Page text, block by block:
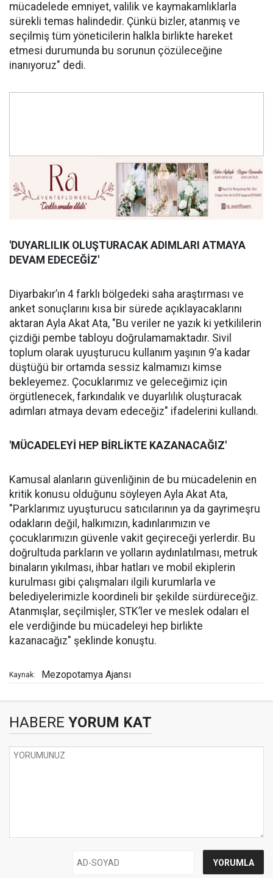
mücadelede emniyet, valilik ve kaymakamlıklarla
sürekli temas halindedir. Çünkü bizler, atanmış ve
seçilmiş tüm yöneticilerin halkla birlikte hareket
etmesi durumunda bu sorunun çözüleceğine
inanıyoruz" dedi.
'DUYARLILIK OLUŞTURACAK ADIMLARI ATMAYA
DEVAM EDECEĞİZ'
Diyarbakır’ın 4 farklı bölgedeki saha araştırması ve
anket sonuçlarını kısa bir sürede açıklayacaklarını
aktaran Ayla Akat Ata, "Bu veriler ne yazık ki yetkililerin
çizdiği pembe tabloyu doğrulamamaktadır. Sivil
toplum olarak uyuşturucu kullanım yaşının 9’a kadar
düştüğü bir ortamda sessiz kalmamızı kimse
bekleyemez. Çocuklarımız ve geleceğimiz için
örgütlenecek, farkındalık ve duyarlılık oluşturacak
adımları atmaya devam edeceğiz" ifadelerini kullandı.
'MÜCADELEYİ HEP BİRLİKTE KAZANACAĞIZ'
Kamusal alanların güvenliğinin de bu mücadelenin en
kritik konusu olduğunu söyleyen Ayla Akat Ata,
"Parklarımız uyuşturucu satıcılarının ya da gayrimeşru
odakların değil, halkımızın, kadınlarımızın ve
çocuklarımızın güvenle vakit geçireceği yerlerdir. Bu
doğrultuda parkların ve yolların aydınlatılması, metruk
binaların yıkılması, ihbar hatları ve mobil ekiplerin
kurulması gibi çalışmaları ilgili kurumlarla ve
belediyelerimizle koordineli bir şekilde sürdüreceğiz.
Atanmışlar, seçilmişler, STK’ler ve meslek odaları el
ele verdiğinde bu mücadeleyi hep birlikte
kazanacağız" şeklinde konuştu.
Kaynak: Mezopotamya Ajansı
HABERE YORUM KAT